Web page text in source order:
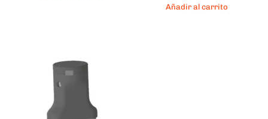
Añadir al carrito